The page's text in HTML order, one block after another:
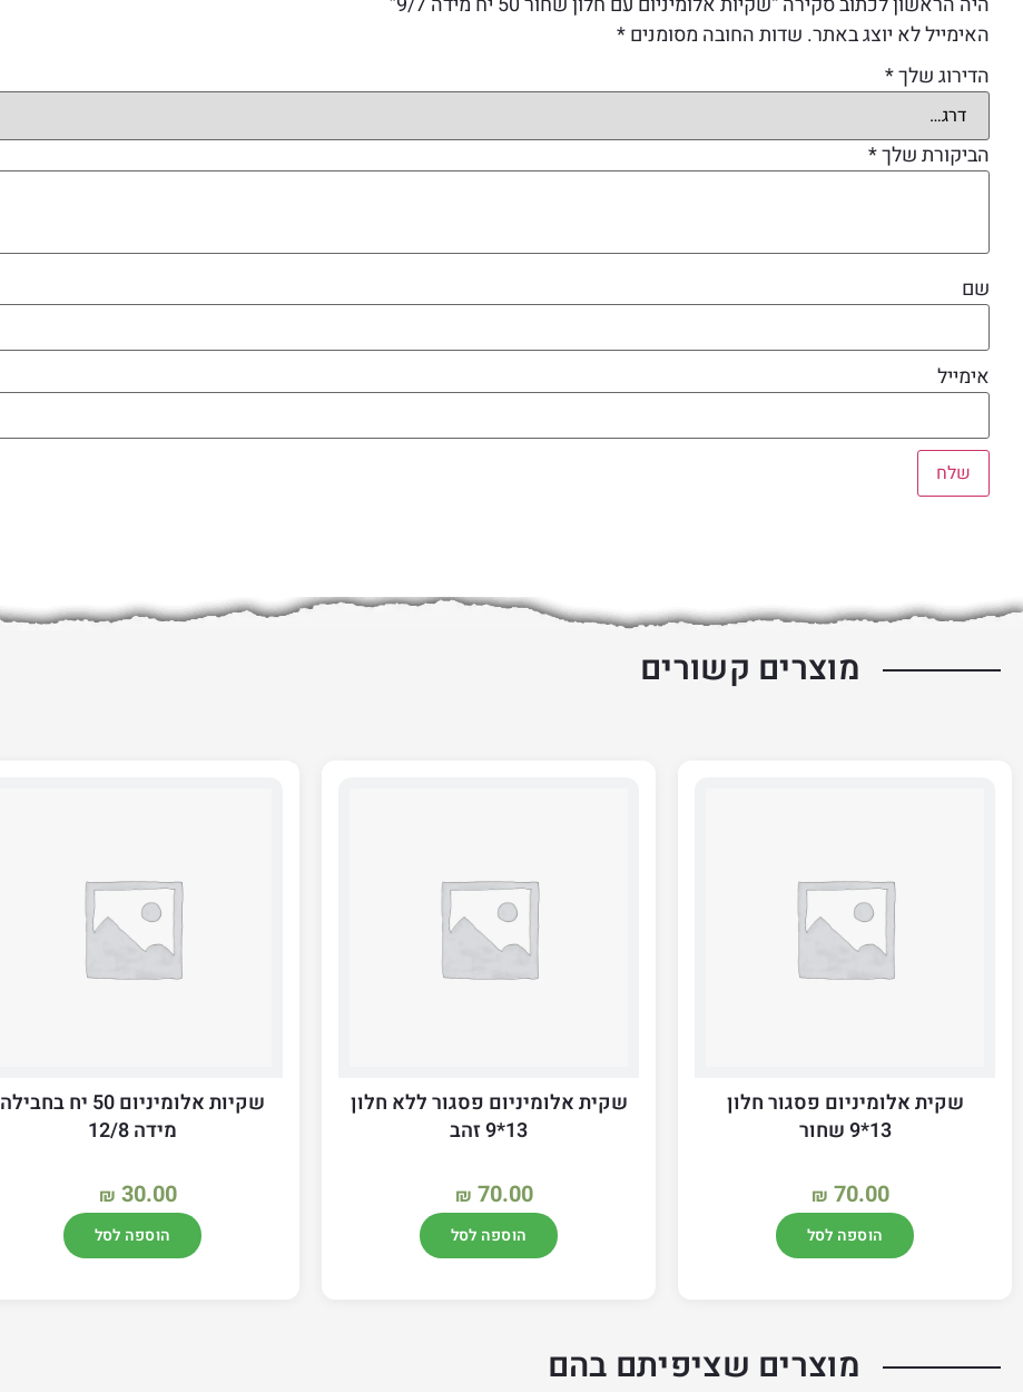
האימייל לא יוצג באתר. שדות החובה מסומנים*
הדירוג שלך*
הביקורת שלך*
שם
אימייל
מוצרים קשורים
שקית אלומיניום פסגור חלון
13*9 שחור
₪ 70.00
הוספה לסל
שקית אלומיניום פסגור ללא חלון
13*9 זהב
₪ 70.00
הוספה לסל
שקיות אלומיניום 50 יח בחבילה
מידה 12/8
₪ 30.00
הוספה לסל
מוצרים שציפיתם בהם